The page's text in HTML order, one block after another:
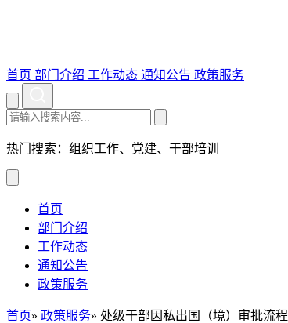
首页 部门介绍 工作动态 通知公告 政策服务
热门搜索：组织工作、党建、干部培训
首页
部门介绍
工作动态
通知公告
政策服务
首页» 政策服务» 处级干部因私出国（境）审批流程